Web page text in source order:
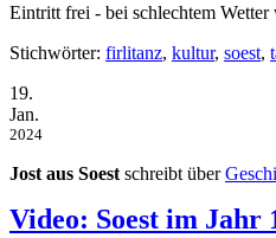
Eintritt frei - bei schlechtem Wetter
Stichwörter: firlitanz, kultur, soest,
19.
Jan.
2024
Jost aus Soest schreibt über
Video: Soest im Jahr